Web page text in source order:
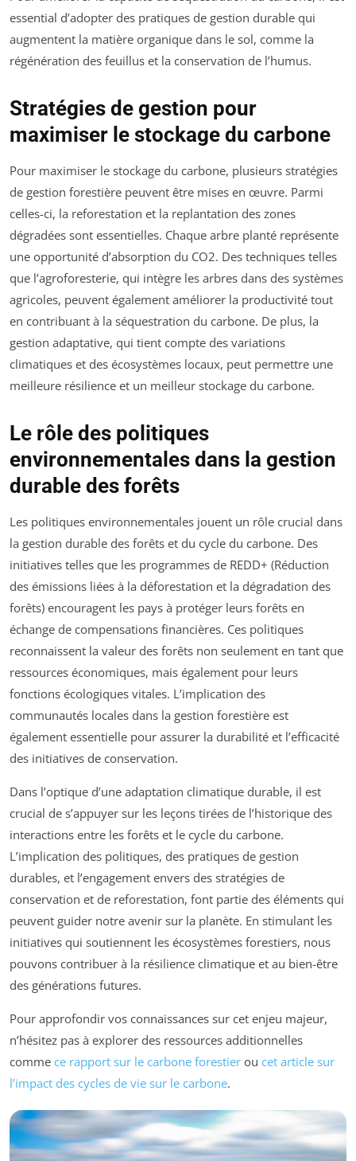
essential d’adopter des pratiques de gestion durable qui
augmentent la matière organique dans le sol, comme la
régénération des feuillus et la conservation de l’humus.
Stratégies de gestion pour
maximiser le stockage du carbone
Pour maximiser le stockage du carbone, plusieurs stratégies
de gestion forestière peuvent être mises en œuvre. Parmi
celles-ci, la reforestation et la replantation des zones
dégradées sont essentielles. Chaque arbre planté représente
une opportunité d’absorption du CO2. Des techniques telles
que l’agroforesterie, qui intègre les arbres dans des systèmes
agricoles, peuvent également améliorer la productivité tout
en contribuant à la séquestration du carbone. De plus, la
gestion adaptative, qui tient compte des variations
climatiques et des écosystèmes locaux, peut permettre une
meilleure résilience et un meilleur stockage du carbone.
Le rôle des politiques
environnementales dans la gestion
durable des forêts
Les politiques environnementales jouent un rôle crucial dans
la gestion durable des forêts et du cycle du carbone. Des
initiatives telles que les programmes de REDD+ (Réduction
des émissions liées à la déforestation et la dégradation des
forêts) encouragent les pays à protéger leurs forêts en
échange de compensations financières. Ces politiques
reconnaissent la valeur des forêts non seulement en tant que
ressources économiques, mais également pour leurs
fonctions écologiques vitales. L’implication des
communautés locales dans la gestion forestière est
également essentielle pour assurer la durabilité et l’efficacité
des initiatives de conservation.
Dans l’optique d’une adaptation climatique durable, il est
crucial de s’appuyer sur les leçons tirées de l’historique des
interactions entre les forêts et le cycle du carbone.
L’implication des politiques, des pratiques de gestion
durables, et l’engagement envers des stratégies de
conservation et de reforestation, font partie des éléments qui
peuvent guider notre avenir sur la planète. En stimulant les
initiatives qui soutiennent les écosystèmes forestiers, nous
pouvons contribuer à la résilience climatique et au bien-être
des générations futures.
Pour approfondir vos connaissances sur cet enjeu majeur,
n’hésitez pas à explorer des ressources additionnelles
comme ce rapport sur le carbone forestier ou cet article sur
l’impact des cycles de vie sur le carbone.